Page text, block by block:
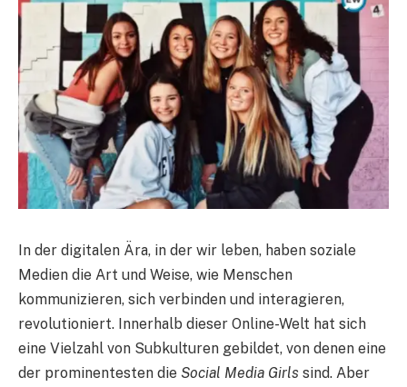
In der digitalen Ära, in der wir leben, haben soziale
Medien die Art und Weise, wie Menschen
kommunizieren, sich verbinden und interagieren,
revolutioniert. Innerhalb dieser Online-Welt hat sich
eine Vielzahl von Subkulturen gebildet, von denen eine
der prominentesten die Social Media Girls sind. Aber